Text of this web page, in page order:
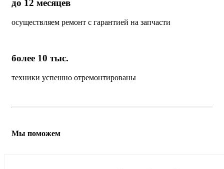
до 12 месяцев
осуществляем ремонт с гарантией на запчасти
более 10 тыс.
техники успешно отремонтированы
Мы поможем